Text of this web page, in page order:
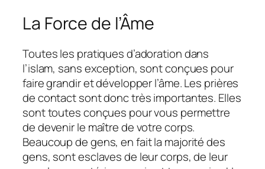
La Force de l’Âme
Toutes les pratiques d’adoration dans
l’islam, sans exception, sont conçues pour
faire grandir et développer l’âme. Les prières
de contact sont donc très importantes. Elles
sont toutes conçues pour vous permettre
de devenir le maître de votre corps.
Beaucoup de gens, en fait la majorité des
gens, sont esclaves de leur corps, de leur